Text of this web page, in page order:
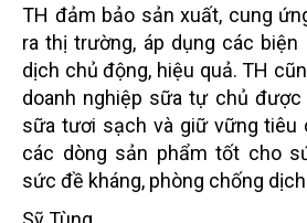
TH đảm bảo sản xuất, cung
ra thị trường, áp dụng các biện
dịch chủ động, hiệu quả. TH
doanh nghiệp sữa tự chủ được
sữa tươi sạch và giữ vững tiêu
các dòng sản phẩm tốt cho
sức đề kháng, phòng chống